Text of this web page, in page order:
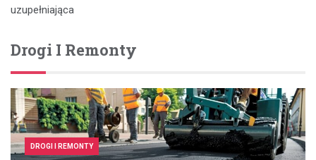
uzupełniająca
Drogi I Remonty
DROGI I REMONTY